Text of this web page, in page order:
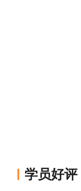
知识》满分
程项目管理
《专业工程
一级建造师
的两个考试
学员好评
老师讲的深
用户zh****86